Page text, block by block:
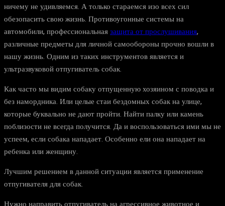
ничему не удивляемся. А только стараемся изо всех сил
обезопасить свою жизнь. Противоугонные системы на
автомобили, профессиональнаязащита от прослушивания,
различные предметы для личной самообороны прочно вошли в
нашу жизнь. Одним из таких инструментов является и
ультразвуковой отпугиватель собак.
Как часто мы видим собаку отпущенную хозяином с поводка и
без намордника. Или целые стаи бездомных собак на улице,
которые буквально не дают пройти. Найти палку или камень
поблизости не всегда получится. Да и воспользоваться ими мы не
успеем, если собака нападает. Особенно ели она нападает на
ребенка или женщину.
Лучшим решением в данной ситуации является применение
отпугивателя для собак.